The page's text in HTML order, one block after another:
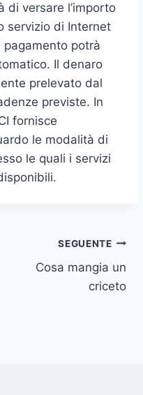
di versare l’importo
servizio di Internet
pagamento potrà
Il denaro
prelevato dal
previste. In
fornisce
le modalità di
le quali i servizi
SEGUENTE
Cosa mangia un
criceto